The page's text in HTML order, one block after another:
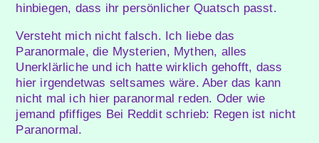
hinbiegen, dass ihr persönlicher Quatsch passt.
Versteht mich nicht falsch. Ich liebe das
Paranormale, die Mysterien, Mythen, alles
Unerklärliche und ich hatte wirklich gehofft, dass
hier irgendetwas seltsames wäre. Aber das kann
nicht mal ich hier paranormal reden. Oder wie
jemand pfiffiges Bei Reddit schrieb: Regen ist nicht
Paranormal.